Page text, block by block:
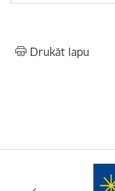
Drukāt lapu